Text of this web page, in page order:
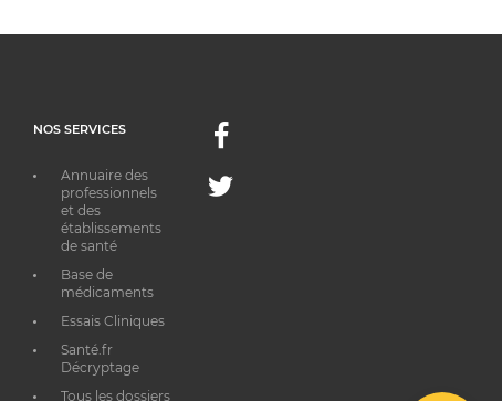
NOS SERVICES
Annuaire des
professionnels
et des
établissements
de santé
Base de
médicaments
Essais Cliniques
Santé.fr
Décryptage
Tous les dossiers
Facebook
Twitter